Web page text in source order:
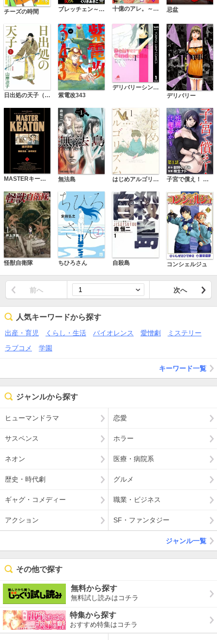
チーズの時間 ブレッチェン～相対的貧困の中で～（分冊版） 十億のアレ。～吉原いちの花魁～ 忌盆
日出処の天子（完全版） 紫電改343
デリバリーシンデレラ
デリバリー
MASTERキートン 完全版 デジタルVer. 無法島 はじめアルゴリズム 子宮で償え！ ～死刑か代理母か～（分冊版）
怪獣自衛隊 ちひろさん 自殺島 コンシェルジュ
前へ 次へ
人気キーワードから探す
出産・育児 くらし・生活 バイオレンス 愛憎劇
ミステリー
ラブコメ
学園
キーワード一覧
ジャンルから探す
ヒューマンドラマ 恋愛
サスペンス ホラー
ネオン 医療・病院系
歴史・時代劇 グルメ
ギャグ・コメディー 職業・ビジネス
アクション SF・ファンタジー
ジャンル一覧
その他で探す
無料から探す
無料試し読みはコチラ
特集から探す
おすすめ特集はコチラ